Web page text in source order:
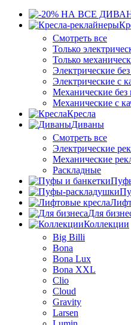
Смотреть все
Только
Только
Электрические
Электрические с
Механические без
Механические с
Кресла
Диваны
Смотреть все
Электрические
Механические
Раскладные
Для
Коллекции
Big Billi
Bona
Bona Lux
Bona XXL
Clio
Cloud
Gravity
Larsen